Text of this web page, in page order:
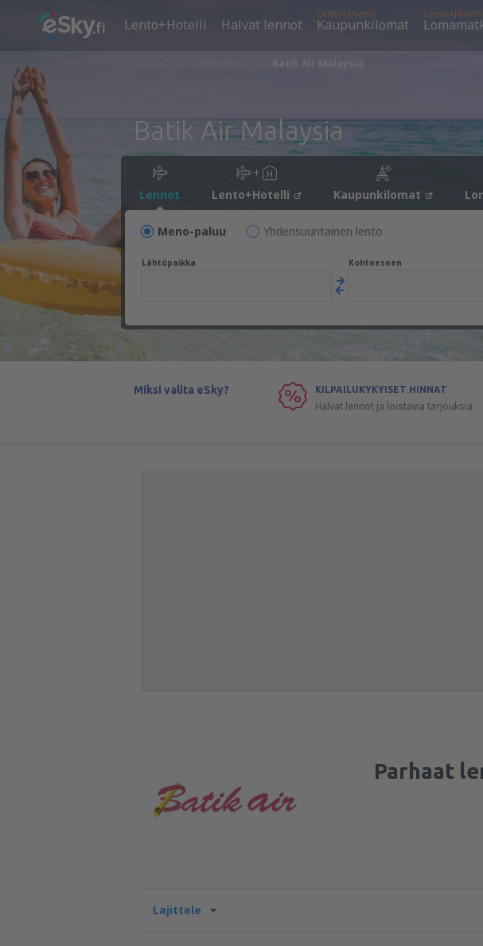
Lento+Hotelli Halvat lennot
Lento+Hotelli
Kaupunkilomat
Lento+Hotelli
Batik Air Malaysia
Lennot Lento+Hotelli Kaupunkilomat
Meno-paluu Yhdensuuntainen lento
Lähtöpaikka Kohteeseen
Miksi valita eSky? KILPAILUKYKYISET HINNAT
Halvat lennot ja loistavia tarjouksia
Parhaat
Lajittele